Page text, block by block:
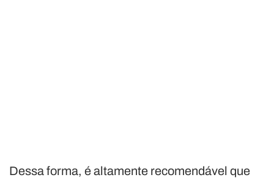
Dessa forma, é altamente recomendável que